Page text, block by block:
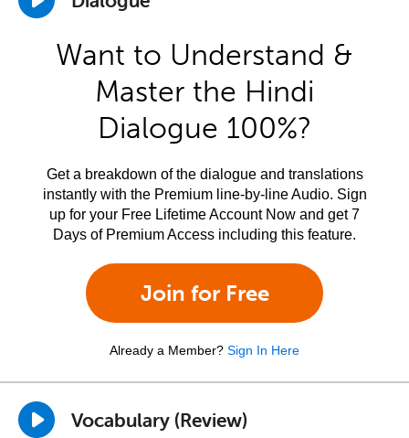
Want to Understand &
Master the Hindi
Dialogue 100%?
Get a breakdown of the dialogue and translations
instantly with the Premium line-by-line Audio. Sign
up for your Free Lifetime Account Now and get 7
Days of Premium Access including this feature.
Join for Free
Already a Member? Sign In Here
Vocabulary (Review)